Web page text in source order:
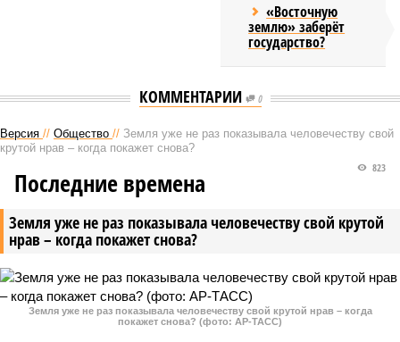
«Восточную
землю» заберёт
государство?
КОММЕНТАРИИ 0
Версия // Общество // Земля уже не раз показывала человечеству свой
крутой нрав – когда покажет снова?
Земля уже не раз показывала человечеству свой крутой
нрав – когда покажет снова?
823
Последние времена
Земля уже не раз показывала человечеству свой крутой нрав – когда
покажет снова? (фото: АР-ТАСС)